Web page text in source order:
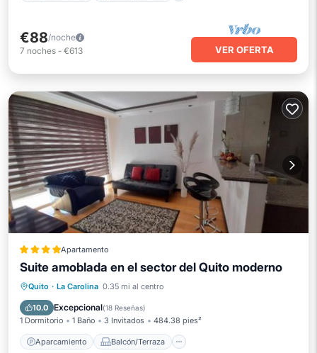
€88/noche
7 noches - €613 VER OFERTA
Apartamento
Suite amoblada en el sector del Quito moderno
Quito · La Carolina 0.35 mi al centro
10.0 Excepcional(18 Reseñas)
1 Dormitorio 1 Baño 3 Invitados 484.38 pies²
Aparcamiento Balcón/Terraza
Aparcamiento
Balcón/Terraza
Vistas
Internet